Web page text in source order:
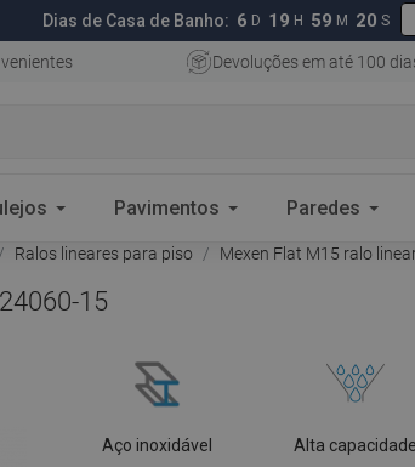
Dias de Casa de Banho: 6 D 19 H 59 M 19 S
Devoluções em até 100
Pavimentos Paredes
Ralos lineares para piso Mexen Flat M15 ralo
15
Aço inoxidável Alta capacidade